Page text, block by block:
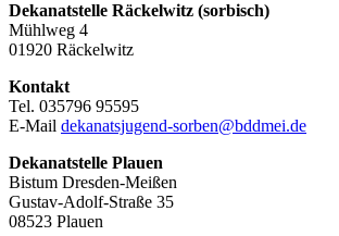
Dekanatstelle Räckelwitz (sorbisch)
Mühlweg 4
01920 Räckelwitz
Kontakt
Tel. 035796 95595
E-Mail dekanatsjugend-sorben@bddmei.de
Dekanatstelle Plauen
Bistum Dresden-Meißen
Gustav-Adolf-Straße 35
08523 Plauen